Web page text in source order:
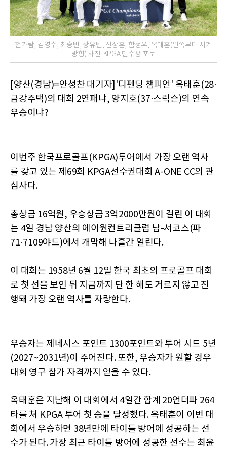
전가람, 김영수, 최승빈, 장유빈, 신상훈, 함정우, 옥태훈(왼쪽부터 시계
방향) 사진-KPGA 민수용 포토
[양산(경남)=안성찬 대기자]'디펜딩 챔피언' 옥태훈(28·
금강주택)의 대회 2연패냐, 양지호(37·스릭슨)의 연속
우승이냐?
이번주 한국프로골프(KPGA)투어에서 가장 오랜 역사
를 갖고 있는 제69회 KPGA선수권대회 A-ONE CC의 관
심사다.
총상금 16억원, 우승상금 3억2000만원이 걸린 이 대회
는 4일 경남 양산의 에이원컨트리클럽 남-서코스(파
71·7109야드)에서 개막해 나흘간 열린다.
이 대회는 1958년 6월 12일 한국 최초의 프로골프 대회
로 첫 선을 보인 뒤 지금까지 단 한 해도 거르지 않고 진
행돼 가장 오랜 역사를 자랑한다.
우승자는 제네시스 포인트 1300포인트와 투어 시드 5년
(2027~2031년)이 주어진다. 또한, 우승자가 원할 경우
대회 영구 참가 자격까지 얻을 수 있다.
옥태훈은 지난해 이 대회에서 4일간 합계 20언더파 264
타를 쳐 KPGA 투어 첫 승을 달성했다. 옥태훈이 이번 대
회에서 우승하면 38년만에 타이틀 방어에 성공하는 선
수가 된다. 가장 최근 타이틀 방어에 성공한 선수는 최윤